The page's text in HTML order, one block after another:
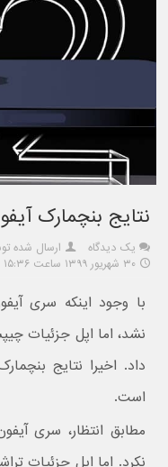
نتایج بنچمارک آیفون ۱۲ پرو مکس
یک دیدگاه
ارسال شده
۳۰ شهریور ۱۳۹۹ ساعت ۱۵:۳۶
است.